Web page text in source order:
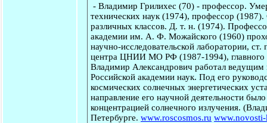
-Владимир Грилихес (70) - профессор.
технических наук (1974), профессор (1987).
различных классов. Д. т. н. (1974).
академии им. А. Ф. Можайского (1960)
научно-исследовательской лаборатории,
центра ЦНИИ МО РФ (1987-1994), главного
Владимир Александрович работал
Российской академии наук. Под его
космических солнечных энергетических
направление его научной деятельности
концентрацией солнечного излучения.
Петербурге.www.roscosmos.ru